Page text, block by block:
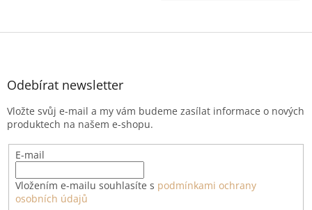
Z
Odebírat newsletter
Vložte svůj e-mail a my vám budeme zasílat informace o nových
produktech na našem e-shopu.
E-mail
Vložením e-mailu souhlasíte s podmínkami ochrany
osobních údajů